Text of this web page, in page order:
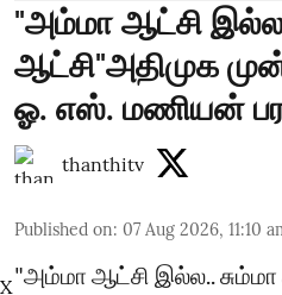
"அம்மா ஆட்சி
ஆட்சி"அதிமுக
ஓ. எஸ். மணியன்
thanthitv
Published on: 07 Aug 2026, 11:10
"அம்மா ஆட்சி இல்ல..
X